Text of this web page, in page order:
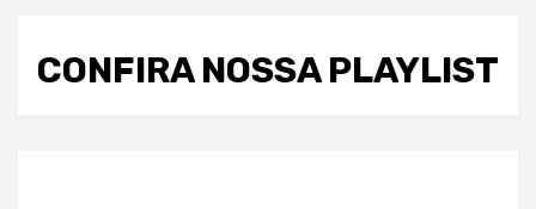
CONFIRA NOSSA PLAYLIST